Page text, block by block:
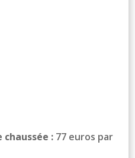
chaussée : 77 euros par